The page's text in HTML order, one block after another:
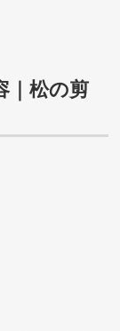
｜松の剪